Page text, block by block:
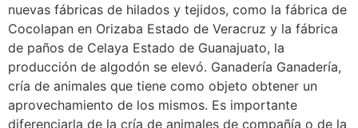
nuevas fábricas de hilados y tejidos, como la fábrica de
Cocolapan en Orizaba Estado de Veracruz y la fábrica
de paños de Celaya Estado de Guanajuato, la
producción de algodón se elevó. Ganadería Ganadería,
cría de animales que tiene como objeto obtener un
aprovechamiento de los mismos. Es importante
diferenciarla de la cría de animales de compañía o de la